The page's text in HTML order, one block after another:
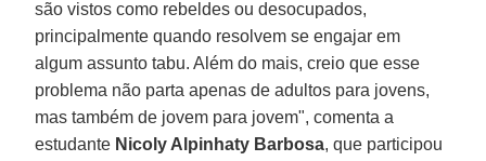
são vistos como rebeldes ou desocupados,
principalmente quando resolvem se engajar em
algum assunto tabu. Além do mais, creio que esse
problema não parta apenas de adultos para jovens,
mas também de jovem para jovem", comenta a
estudante Nicoly Alpinhaty Barbosa, que participou